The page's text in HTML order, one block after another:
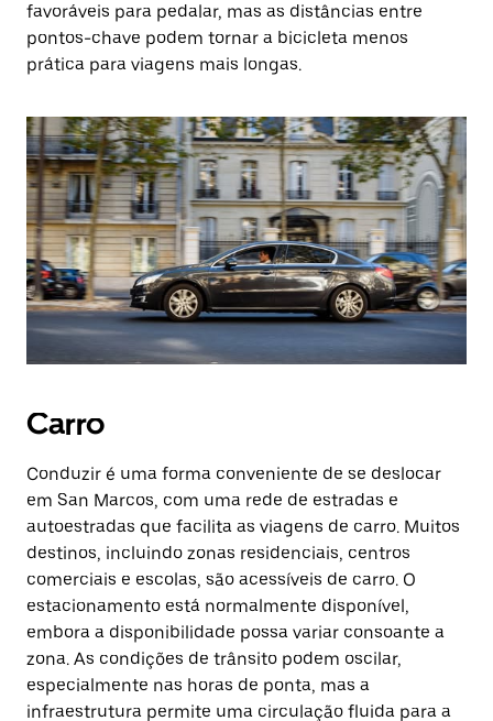
favoráveis para pedalar, mas as distâncias entre
pontos-chave podem tornar a bicicleta menos
prática para viagens mais longas.
Carro
Conduzir é uma forma conveniente de se deslocar
em San Marcos, com uma rede de estradas e
autoestradas que facilita as viagens de carro. Muitos
destinos, incluindo zonas residenciais, centros
comerciais e escolas, são acessíveis de carro. O
estacionamento está normalmente disponível,
embora a disponibilidade possa variar consoante a
zona. As condições de trânsito podem oscilar,
especialmente nas horas de ponta, mas a
infraestrutura permite uma circulação fluida para a